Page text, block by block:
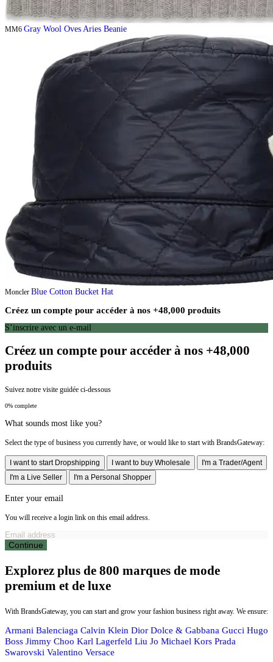
MM6 Gray Wool Oves Aries Beanie
Moncler Blue Cotton Bucket Hat
Créez un compte pour accéder à nos +48,000 produits
S’inscrire avec un e-mail
Créez un compte pour accéder à nos +48,000
produits
Suivez notre visite guidée ci-dessous
0% complete
What sounds most like you?
Select the type of business you currently have, or would like to start with BrandsGateway:
I want to start Dropshipping I want to buy Wholesale
I'm a Trader/Agent
I'm a Live Seller
I'm a Personal Shopper
Enter your email
You will receive a login link on this email address.
Continue
Explorez plus de 800 marques de mode
premium et de luxe
With BrandsGateway, you can start and grow your fashion business right away. We ensure:
Armani Balenciaga Calvin Klein Dior Dolce & Gabbana Gucci Hugo
Boss Jimmy Choo Karl Lagerfeld Liu Jo Michael Kors Prada
Swarovski Valentino Versace